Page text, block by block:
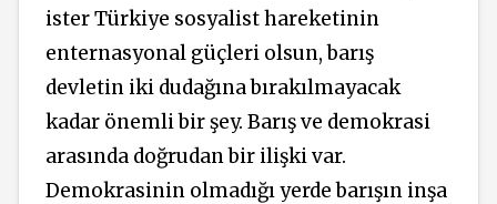
ister Türkiye sosyalist hareketinin
enternasyonal güçleri olsun, barış
devletin iki dudağına bırakılmayacak
kadar önemli bir şey. Barış ve demokrasi
arasında doğrudan bir ilişki var.
Demokrasinin olmadığı yerde barışın inşa